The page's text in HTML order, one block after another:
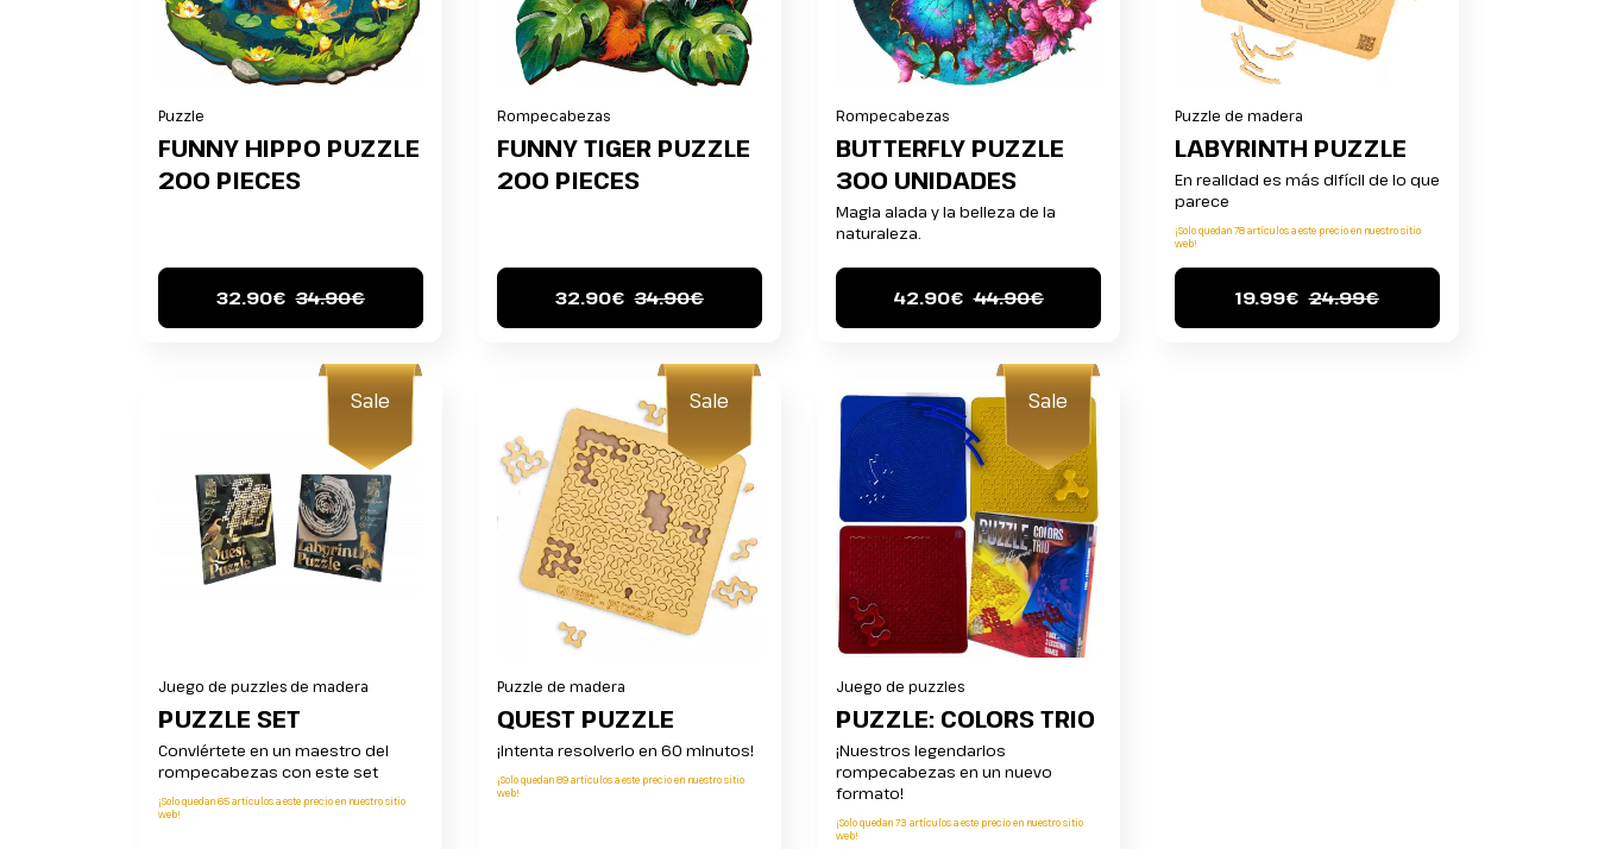
Puzzle
FUNNY HIPPO PUZZLE
200 PIECES
32.90€ 34.90€
Rompecabezas
FUNNY TIGER PUZZLE
200 PIECES
32.90€ 34.90€
Rompecabezas
BUTTERFLY PUZZLE
300 UNIDADES
Magia alada y la belleza de la
naturaleza.
42.90€ 44.90€
Puzzle de madera
LABYRINTH PUZZLE
En realidad es más difícil de lo que
parece
¡Solo quedan 78 artículos a este precio en nuestro sitio
web!
19.99€ 24.99€
Sale
Juego de puzzles de madera
PUZZLE SET
Conviértete en un maestro del
rompecabezas con este set
¡Solo quedan 65 artículos a este precio en nuestro sitio
web!
Sale
Puzzle de madera
QUEST PUZZLE
¡Intenta resolverlo en 60 minutos!
¡Solo quedan 89 artículos a este precio en nuestro sitio
web!
Sale
Juego de puzzles
PUZZLE: COLORS TRIO
¡Nuestros legendarios
rompecabezas en un nuevo
formato!
¡Solo quedan 73 artículos a este precio en nuestro sitio
web!